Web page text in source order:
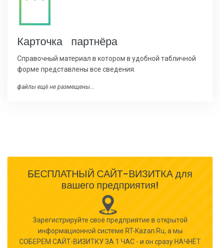
Карточка партнёра
Справочный материал в котором в удобной табличной
форме представлены все сведения.
файлы ещё не размещены...
БЕСПЛАТНЫЙ САЙТ-ВИЗИТКА для
вашего предприятия!
Зарегистрируйте своё предприятие в открытой
информационной системе RT-Kazan.Ru, а мы
СОБЕРЕМ САЙТ-ВИЗИТКУ ЗА 1 ЧАС - и он сразу НАЧНЁТ